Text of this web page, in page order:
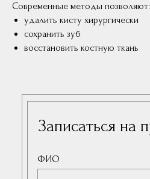
Современные методы позволяют:
удалить кисту хирургически
сохранить зуб
восстановить костную ткань